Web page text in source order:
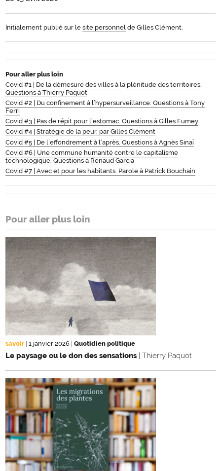
Initialement publié sur le site personnel de Gilles Clément.
Pour aller plus loin
Covid #1 | De la démesure des villes à la plénitude des territoires.
Questions à Thierry Paquot
Covid #2 | Du confinement à l’hypersurveillance. Questions à Tony
Ferri
Covid #3 | Pas de répit pour l’estomac. Questions à Gilles Fumey
Covid #4 | Stratégie de la peur, par Gilles Clément
Covid #5 | De l’effondrement à l’après. Questions à Agnès Sinaï
Covid #6 | Une commune humanité contre le capitalisme
technologique. Questions à Renaud Garcia
Covid #7 | Avec et pour les habitants. Parole à Patrick Bouchain
Pour aller plus loin
savoir 1 janvier 2026 Quotidien politique
Le paysage ou le don des sensations | Thierry Paquot